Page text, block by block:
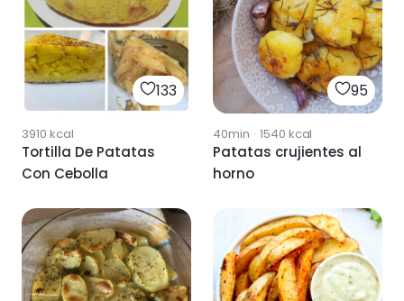
133
3910 kcal
Tortilla De Patatas
Con Cebolla
95
40min · 1540 kcal
Patatas crujientes al
horno